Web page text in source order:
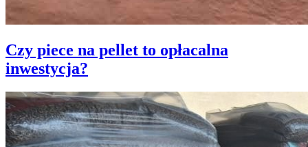
Czy piece na pellet to opłacalna
inwestycja?